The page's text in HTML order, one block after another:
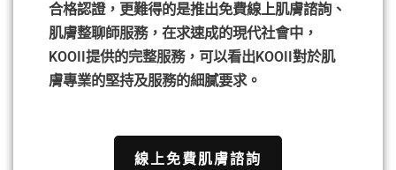
合格認證，更難得的是推出免費線上肌膚諮詢、
肌膚整聊師服務，在求速成的現代社會中，
KOOII提供的完整服務，可以看出KOOII對於肌
膚專業的堅持及服務的細膩要求。
線上免費肌膚諮詢